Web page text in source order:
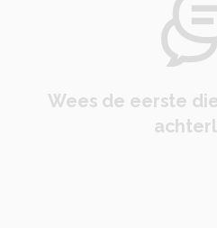
Wees de eerste